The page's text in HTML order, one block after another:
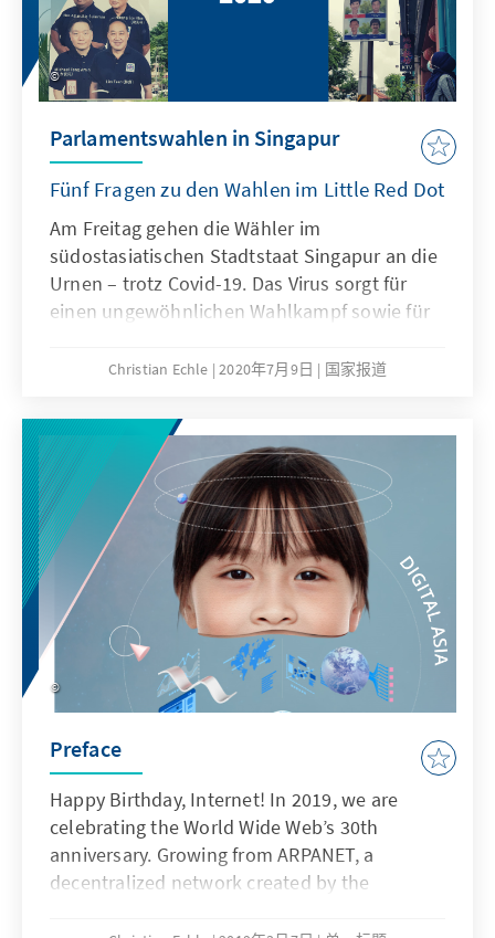
Parlamentswahlen in Singapur
Fünf Fragen zu den Wahlen im Little Red Dot
Am Freitag gehen die Wähler im
südostasiatischen Stadtstaat Singapur an die
Urnen – trotz Covid-19. Das Virus sorgt für
einen ungewöhnlichen Wahlkampf sowie für
Christian Echle 2020年7月9日 国家报道
Preface
Happy Birthday, Internet! In 2019, we are
celebrating the World Wide Web’s 30th
anniversary. Growing from ARPANET, a
decentralized network created by the